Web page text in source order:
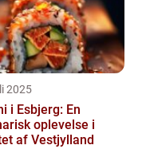
2025
i Esbjerg: En
oplevelse i
af Vestjylland